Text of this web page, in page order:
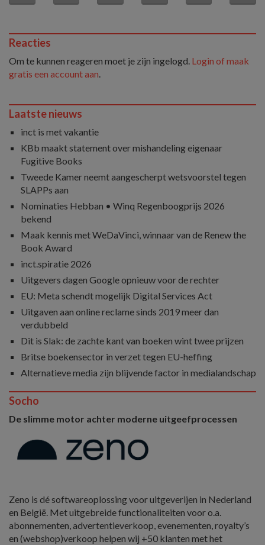
Reacties
Om te kunnen reageren moet je zijn ingelogd. Login of maak
gratis een account aan
Laatste nieuws
inct is met vakantie
KBb maakt statement over mishandeling eigenaar
Fugitive Books
Tweede Kamer neemt aangescherpt wetsvoorstel tegen
SLAPPs aan
Nominaties Hebban • Winq Regenboogprijs 2026
bekend
Maak kennis met WeDaVinci, winnaar van de Renew the
Book Award
inct.spiratie 2026
Uitgevers dagen Google opnieuw voor de rechter
EU: Meta schendt mogelijk Digital Services Act
Uitgaven aan online reclame sinds 2019 meer dan
verdubbeld
Dit is Slak: de zachte kant van boeken wint twee prijzen
Britse boekensector in verzet tegen EU-heffing
Alternatieve media zijn blijvende factor in medialandschap
Socho
De slimme motor achter moderne uitgeefprocessen
Zeno is dé softwareoplossing voor uitgeverijen in Nederland
en België. Met uitgebreide functionaliteiten voor o.a.
abonnementen, advertentieverkoop, evenementen, royalty’s
en (webshop)verkoop helpen wij +50 klanten met het